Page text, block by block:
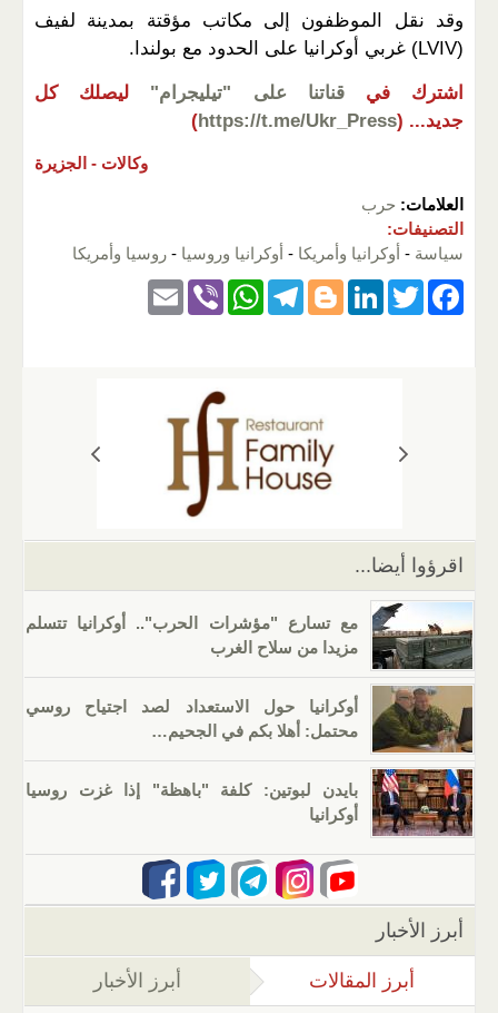
وقد نقل الموظفون إلى مكاتب مؤقتة بمدينة لفيف
(LVIV) غربي أوكرانيا على الحدود مع بولندا.
اشترك في قناتنا على "تيليجرام"
ليصلك كل
جديد... (
https://t.me/Ukr_Press
)
وكالات - الجزيرة
العلامات: حرب
التصنيفات:
سياسة - أوكرانيا وأمريكا - أوكرانيا وروسيا - روسيا وأمريكا
F
k
T
Li
dI
n
Bl
er
T
a
m
W
s
A
p
Vi
اقرؤوا أيضا...
مع تسارع "مؤشرات الحرب".. أوكرانيا تتسلم
مزيدا من سلاح الغرب
أوكرانيا حول الاستعداد لصد اجتياح روسي
محتمل: أهلا بكم في الجحيم…
بايدن لبوتين: كلفة "باهظة" إذا غزت روسيا
أوكرانيا
أبرز الأخبار
أبرز المقالات (علامة التبويب النشطة)
أبرز الأخبار